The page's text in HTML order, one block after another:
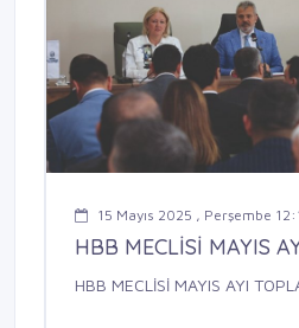
15 Mayıs 2025 , Perşembe
HBB MECLİSİ MAYIS
HBB MECLİSİ MAYIS AYI